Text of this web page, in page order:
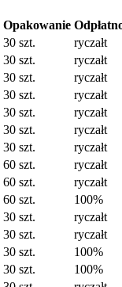
Opakowanie
30 szt. ryczałt
30 szt. ryczałt
30 szt. ryczałt
30 szt. ryczałt
30 szt. ryczałt
30 szt. ryczałt
30 szt. ryczałt
60 szt. ryczałt
60 szt. ryczałt
60 szt. 100%
30 szt. ryczałt
30 szt. ryczałt
30 szt. 100%
30 szt. 100%